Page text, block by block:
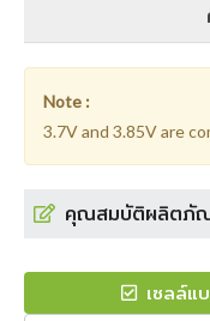
Note :
3.7V and 3.85V are
คุณสมบัติผลิตภั
เซลล์แ